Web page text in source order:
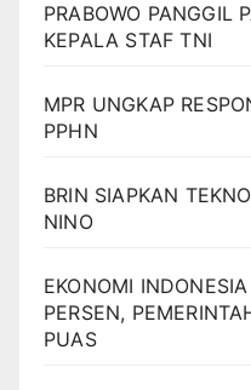
PRABOWO PANGGIL
KEPALA STAF TNI
MPR UNGKAP
PPHN
BRIN SIAPKAN
NINO
EKONOMI
PERSEN,
PUAS